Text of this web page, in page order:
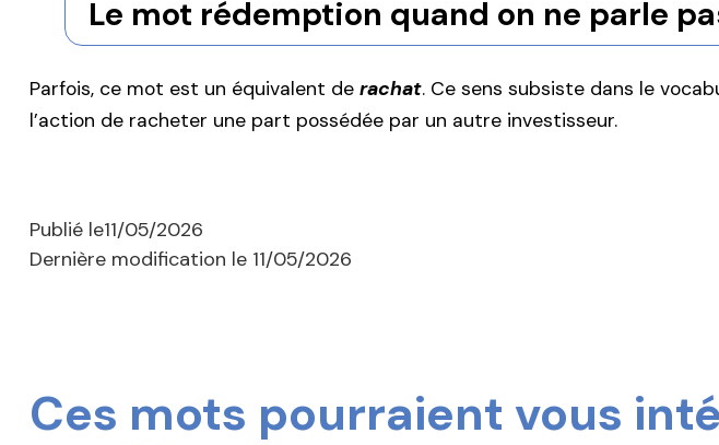
Le mot rédemption quand on ne parle
Parfois, ce mot est un équivalent de rachat. Ce sens subsiste dans le
l’action de racheter une part possédée par un autre investisseur.
Publié le11/05/2026
Dernière modification le 11/05/2026
Ces mots pourraient vous